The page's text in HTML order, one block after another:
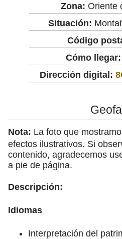
Zona: Oriente
Situación:
Código
Cómo llegar:
Dirección digital:
Nota: La foto que
efectos ilustrativos. Si
contenido, agradecemos
a pie de página.
Descripción:
Idiomas
Interpretación del